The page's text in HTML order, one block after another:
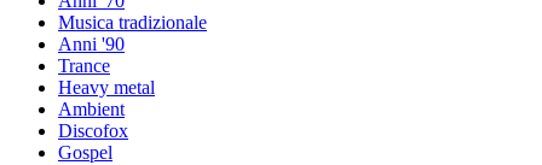
Musica tradizionale
Anni '90
Trance
Heavy metal
Ambient
Discofox
Gospel